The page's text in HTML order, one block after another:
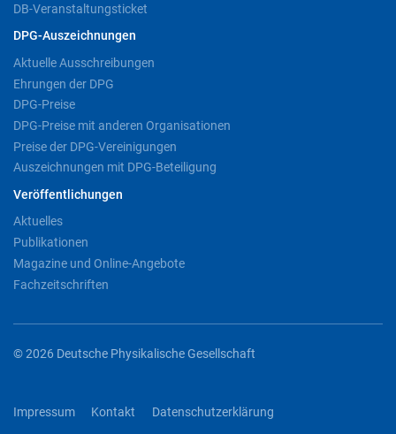
DB-Veranstaltungsticket
DPG-Auszeichnungen
Aktuelle Ausschreibungen
Ehrungen der DPG
DPG-Preise
DPG-Preise mit anderen Organisationen
Preise der DPG-Vereinigungen
Auszeichnungen mit DPG-Beteiligung
Veröffentlichungen
Aktuelles
Publikationen
Magazine und Online-Angebote
Fachzeitschriften
© 2026 Deutsche Physikalische Gesellschaft
Impressum Kontakt Datenschutzerklärung